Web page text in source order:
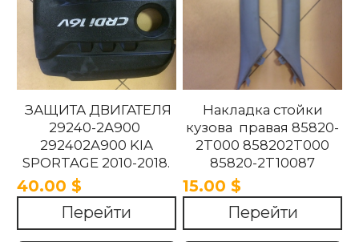
ЗАЩИТА ДВИГАТЕЛЯ
29240-2A900
292402A900 KIA
SPORTAGE 2010-2018.
40.00 $
Перейти
Накладка стойки
кузова правая 85820-
2T000 858202T000
85820-2T10087
858202T10087 85820-
2T100UP
858202T100UP Kia
Optima 2010 -2015
15.00 $
Перейти